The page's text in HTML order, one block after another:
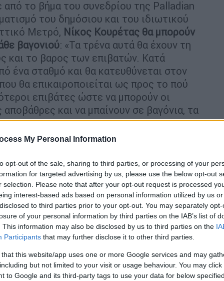
My Personal Information
opt-out of the sale, sharing to third parties, or processing of your
for targeted advertising by us, please use the below opt-out
selection. Please note that after your opt-out request is processed
interest-based ads based on personal information utilized by us
to third parties prior to your opt-out. You may separately
of your personal information by third parties on the IAB’s list of
This information may also be disclosed by us to third parties on the
Participants that may further disclose it to other third parties.
that this website/app uses one or more Google services and may
but not limited to your visit or usage behaviour. You may
to Google and its third-party tags to use your data for below
από το βήμα του συνεδρίου της Palladian
του δημόσιου και του ιδιωτικού
Μετρό, Νίκος Κουρέτας θα μπορούν
βαγονιού: «Τα τρένα αυτά θα έχουν τη
και το βαρος των επιβατών. Κατά
ένα σταθμό και θα κατευθύνεται στον
θα επικαιροποιείται ως προς το πού
επιβάτες ώστε να μπορούν οι
και να μπαίνουν σε βαγόνια, τα
των χρονοαποστάσεων των
των επιβατών στους σταθμούς σε
από ένα εξελιγμένο λογισμικό, το
πύλες των σταθμών, αλλά και από τις
«τα τρένα θα μπορούν αυτόματα να
ή να αποσύρονται μόνα τους προς το
οδηγό,οι αποβάθρες θα είναι
θα ανοίγουν με την έλευση του συρμού
η πιθανότητα πτώσης στις